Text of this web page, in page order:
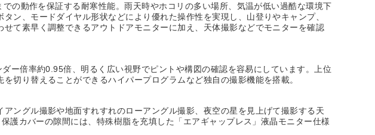
の動作を保証する耐寒性能。雨天時やホコリの多い場所、気温が低い過酷な環境下
ン、モードダイヤル形状などにより優れた操作性を実現し、山登りやキャンプ、
て素早く調整できるアウトドアモニターに加え、天体撮影などでモニターを確認
ー倍率約0.95倍、明るく広い視野でピントや構図の確認を容易にしています。上位
切り替えることができるハイパープログラムなど独自の撮影機能を搭載。
ングル撮影や地面すれすれのローアングル撮影、夜空の星を見上げて撮影する天
カバーの隙間には、特殊樹脂を充填した「エアギャップレス」液晶モニター仕様